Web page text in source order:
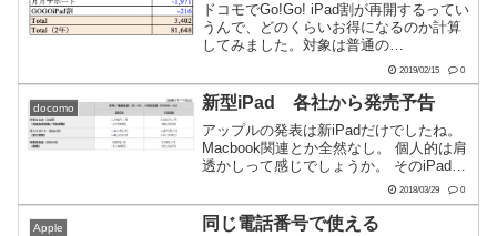
ドコモでGo!Go! iPad割が再開するってい
うんで、どのくらいお得になるのか計算
してみました。対象は普通の
iPad(32GB/128GB)とarrows Tab(F-02K)
だそうです。 計算するのは実際に買うっ
てことを考えてiPad...
2019/02/15 0
docomo 新型iPad 各社から発売予告
アップルの発表は新iPadだけでしたね。
Macbook関連とか全然なし。 個人的は肩
透かしって感じでしょうか。 そのiPadも
ペンが使えたりパワーアップしてるもの
のデザインが良くなるとかなくってイマ
イチ感が漂います。売りも教育関連で学
2018/03/29 0
Apple
同じ電話番号で使える